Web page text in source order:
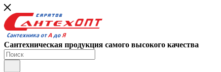
Сантехническая продукция самого высокого качества